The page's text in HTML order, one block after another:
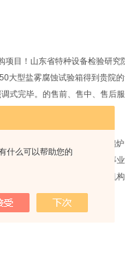
什么可以帮助您的
目！山东省特种设备检验研
大型盐雾腐蚀试验箱得到贵院
式完毕。的售前、售中、售后
省质量技术监督局直属的从事锅
正的第三方社会公益性科研事
山东省特种设备行业的检验机构